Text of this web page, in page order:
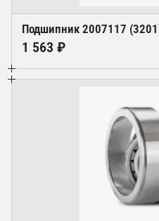
Подшипник 2007117
1 563 ₽